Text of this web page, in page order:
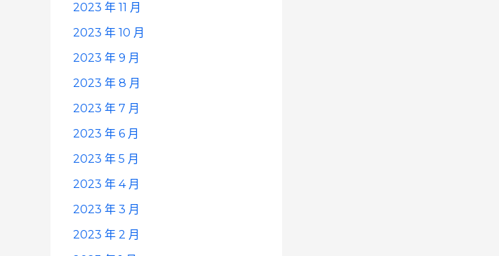
2023 年 11 月
2023 年 10 月
2023 年 9 月
2023 年 8 月
2023 年 7 月
2023 年 6 月
2023 年 5 月
2023 年 4 月
2023 年 3 月
2023 年 2 月